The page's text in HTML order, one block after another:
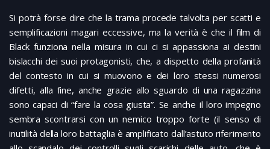
Si potrà forse dire che la trama procede talvolta per scatti e
semplificazioni magari eccessive, ma la verità è che il film di
Black funziona nella misura in cui ci si appassiona ai destini
bislacchi dei suoi protagonisti, che, a dispetto della profanità
del contesto in cui si muovono e dei loro stessi numerosi
difetti, alla fine, anche grazie allo sguardo di una ragazzina
sono capaci di “fare la cosa giusta”. Se anche il loro impegno
sembra scontrarsi con un nemico troppo forte (il senso di
inutilità della loro battaglia è amplificato dall’astuto riferimento